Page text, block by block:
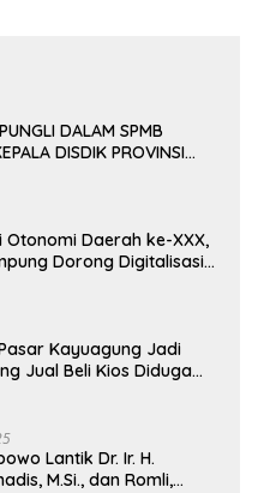
DALAM SPMB
DISDIK PROVINSI
Otonomi Daerah ke-XXX,
Dorong Digitalisasi
Kayuagung Jadi
Jual Beli Kios Diduga
Lantik Dr. Ir. H.
M.Si., dan Romli,